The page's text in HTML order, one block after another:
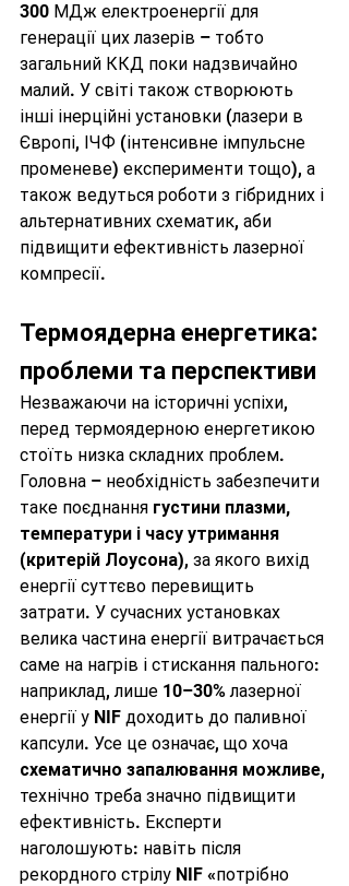
300 МДж електроенергії для
генерації цих лазерів – тобто
загальний ККД поки надзвичайно
малий. У світі також створюють
інші інерційні установки (лазери в
Європі, ІЧФ (інтенсивне імпульсне
променеве) експерименти тощо), а
також ведуться роботи з гібридних і
альтернативних схематик, аби
підвищити ефективність лазерної
компресії.
Термоядерна енергетика:
проблеми та перспективи
Незважаючи на історичні успіхи,
перед термоядерною енергетикою
стоїть низка складних проблем.
Головна – необхідність забезпечити
таке поєднання густини плазми,
температури і часу утримання
(критерій Лоусона), за якого вихід
енергії суттєво перевищить
затрати. У сучасних установках
велика частина енергії витрачається
саме на нагрів і стискання пального:
наприклад, лише 10–30% лазерної
енергії у NIF доходить до паливної
капсули. Усе це означає, що хоча
схематично запалювання можливе,
технічно треба значно підвищити
ефективність. Експерти
наголошують: навіть після
рекордного стрілу NIF «потрібно